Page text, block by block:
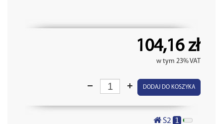
104,16 zł
w tym 23% VAT
DODAJ DO KOSZYKA
S2 1